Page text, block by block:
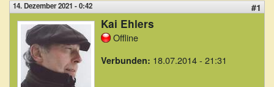
14. Dezember 2021 - 0:42 #1
Kai Ehlers
Offline
Verbunden: 18.07.2014 - 21:31